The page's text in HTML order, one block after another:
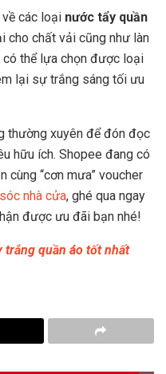
các loại nước tẩy quần
cho chất vải cũng như làn
có thể lựa chọn được loại
lại sự trắng sáng tối ưu
thường xuyên để đón đọc
hữu ích. Shopee đang có
cùng “cơn mưa” voucher
nhà cửa, ghé qua ngay
được ưu đãi bạn nhé!
trắng quần áo tốt nhất